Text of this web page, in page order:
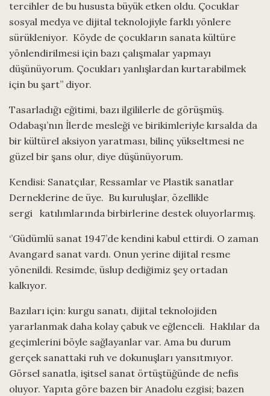
tercihler de bu hususta büyük etken oldu. Çocuklar
sosyal medya ve dijital teknolojiyle farklı yönlere
sürükleniyor. Köyde de çocukların sanata kültüre
yönlendirilmesi için bazı çalışmalar yapmayı
düşünüyorum. Çocukları yanlışlardan kurtarabilmek
için bu şart’’ diyor.
Tasarladığı eğitimi, bazı ilgililerle de görüşmüş.
Odabaşı’nın İlerde mesleği ve birikimleriyle kırsalda da
bir kültürel aksiyon yaratması, bilinç yükseltmesi ne
güzel bir şans olur, diye düşünüyorum.
Kendisi: Sanatçılar, Ressamlar ve Plastik sanatlar
Derneklerine de üye. Bu kuruluşlar, özellikle
sergi katılımlarında birbirlerine destek oluyorlarmış.
‘’Güdümlü sanat 1947’de kendini kabul ettirdi. O zaman
Avangard sanat vardı. Onun yerine dijital resme
yönenildi. Resimde, üslup dediğimiz şey ortadan
kalkıyor.
Bazıları için: kurgu sanatı, dijital teknolojiden
yararlanmak daha kolay çabuk ve eğlenceli. Haklılar da
geçimlerini böyle sağlayanlar var. Ama bu durum
gerçek sanattaki ruh ve dokunuşları yansıtmıyor.
Görsel sanatla, işitsel sanat örtüştüğünde de nefis
oluyor. Yapıta göre bazen bir Anadolu ezgisi; bazen